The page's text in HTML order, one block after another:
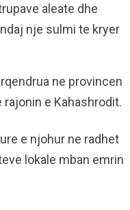
aleate dhe
nje sulmi te kryer
ne provincen
e Kahashrodit.
e njohur ne radhet
lokale mban emrin